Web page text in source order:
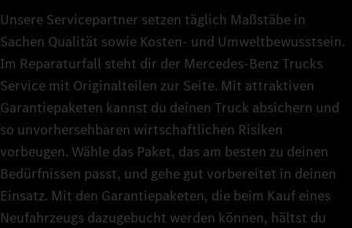
Unsere Servicepartner setzen täglich Maßstäbe in
Sachen Qualität sowie Kosten- und Umweltbewusstsein.
Im Reparaturfall steht dir der Mercedes-Benz Trucks
Service mit Originalteilen zur Seite. Mit attraktiven
Garantiepaketen kannst du deinen Truck absichern und
so unvorhersehbaren wirtschaftlichen Risiken
vorbeugen. Wähle das Paket, das am besten zu deinen
Bedürfnissen passt, und gehe gut vorbereitet in deinen
Einsatz. Mit den Garantiepaketen, die beim Kauf eines
Neufahrzeugs dazugebucht werden können, hältst du